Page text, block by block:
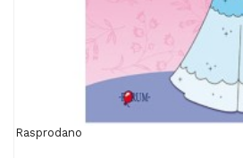
Rasprodano